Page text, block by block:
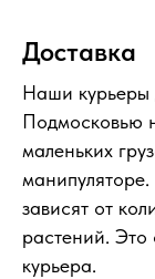
Доставка
Наши курьеры
Подмосковью
маленьких
зависят от
растений. Это
курьера.